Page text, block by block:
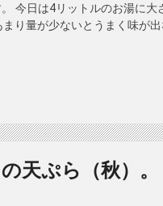
今日は4リットルのお湯に
り量が少ないとうまく味が出
天ぷら（秋）。